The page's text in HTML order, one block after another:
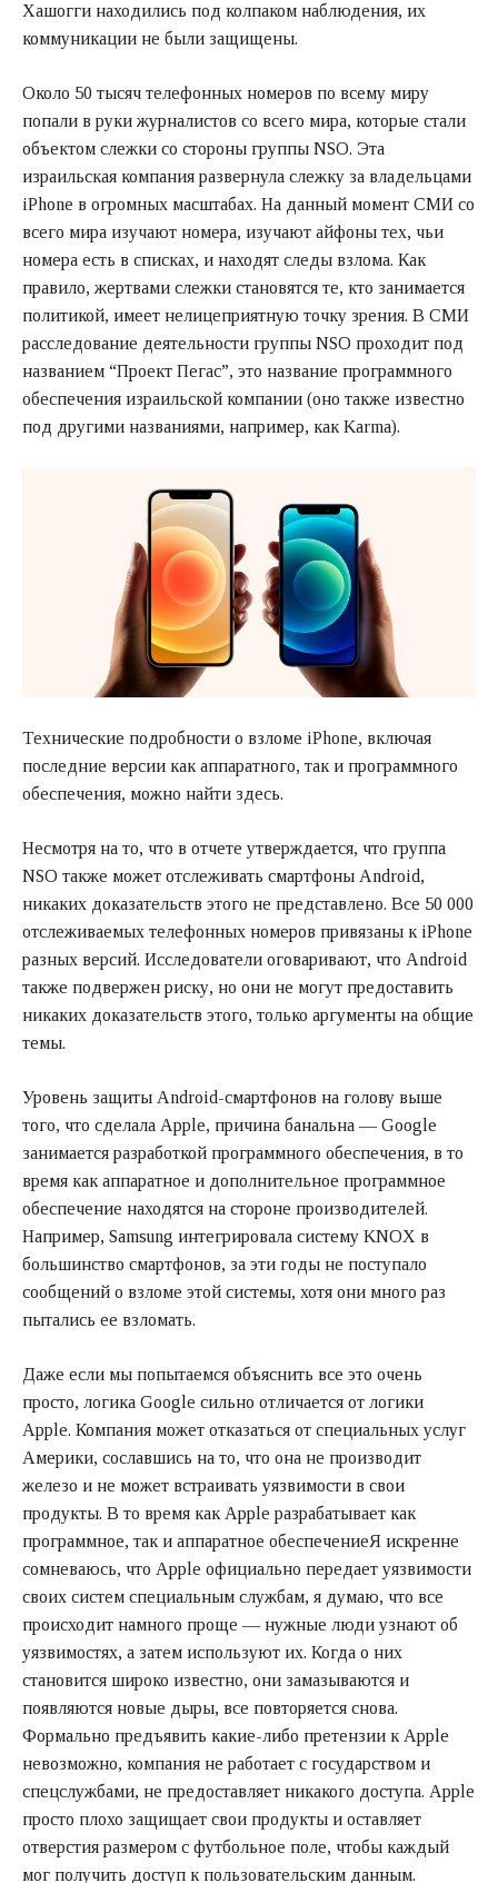
Хашогги находились под колпаком наблюдения, их
коммуникации не были защищены.
Около 50 тысяч телефонных номеров по всему миру
попали в руки журналистов со всего мира, которые стали
объектом слежки со стороны группы NSO. Эта
израильская компания развернула слежку за владельцами
iPhone в огромных масштабах. На данный момент СМИ со
всего мира изучают номера, изучают айфоны тех, чьи
номера есть в списках, и находят следы взлома. Как
правило, жертвами слежки становятся те, кто занимается
политикой, имеет нелицеприятную точку зрения. В СМИ
расследование деятельности группы NSO проходит под
названием “Проект Пегас”, это название программного
обеспечения израильской компании (оно также известно
под другими названиями, например, как Karma).
Технические подробности о взломе iPhone, включая
последние версии как аппаратного, так и программного
обеспечения, можно найти здесь.
Несмотря на то, что в отчете утверждается, что группа
NSO также может отслеживать смартфоны Android,
никаких доказательств этого не представлено. Все 50 000
отслеживаемых телефонных номеров привязаны к iPhone
разных версий. Исследователи оговаривают, что Android
также подвержен риску, но они не могут предоставить
никаких доказательств этого, только аргументы на общие
темы.
Уровень защиты Android-смартфонов на голову выше
того, что сделала Apple, причина банальна — Google
занимается разработкой программного обеспечения, в то
время как аппаратное и дополнительное программное
обеспечение находятся на стороне производителей.
Например, Samsung интегрировала систему KNOX в
большинство смартфонов, за эти годы не поступало
сообщений о взломе этой системы, хотя они много раз
пытались ее взломать.
Даже если мы попытаемся объяснить все это очень
просто, логика Google сильно отличается от логики
Apple. Компания может отказаться от специальных услуг
Америки, сославшись на то, что она не производит
железо и не может встраивать уязвимости в свои
продукты. В то время как Apple разрабатывает как
программное, так и аппаратное обеспечениеЯ искренне
сомневаюсь, что Apple официально передает уязвимости
своих систем специальным службам, я думаю, что все
происходит намного проще — нужные люди узнают об
уязвимостях, а затем используют их. Когда о них
становится широко известно, они замазываются и
появляются новые дыры, все повторяется снова.
Формально предъявить какие-либо претензии к Apple
невозможно, компания не работает с государством и
спецслужбами, не предоставляет никакого доступа. Apple
просто плохо защищает свои продукты и оставляет
отверстия размером с футбольное поле, чтобы каждый
мог получить доступ к пользовательским данным.